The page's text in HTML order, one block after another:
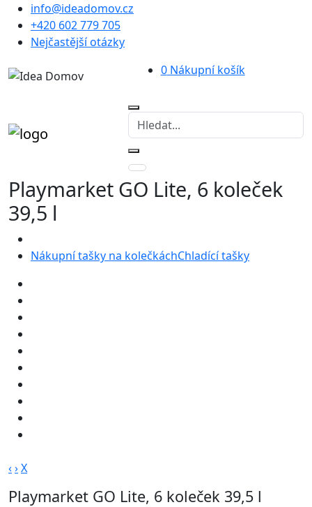
info@ideadomov.cz
+420 602 779 705
Nejčastější otázky
0Nákupní košík
Playmarket GO Lite, 6 koleček
39,5 l
Nákupní tašky na kolečkáchChladící tašky
‹›X
Playmarket GO Lite, 6 koleček 39,5 l